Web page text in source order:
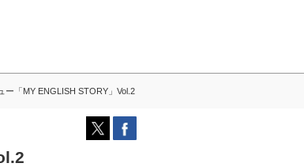
ー「MY ENGLISH STORY」Vol.2